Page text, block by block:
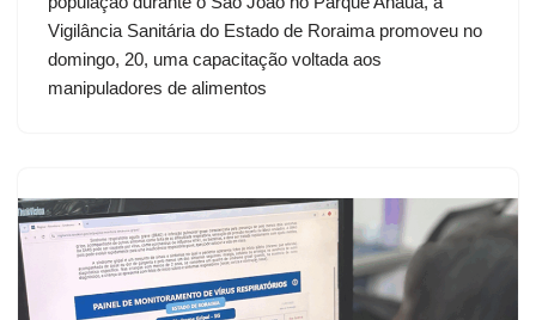
Vigilância Sanitária do Estado de Roraima promoveu no
domingo, 20, uma capacitação voltada aos
manipuladores de alimentos